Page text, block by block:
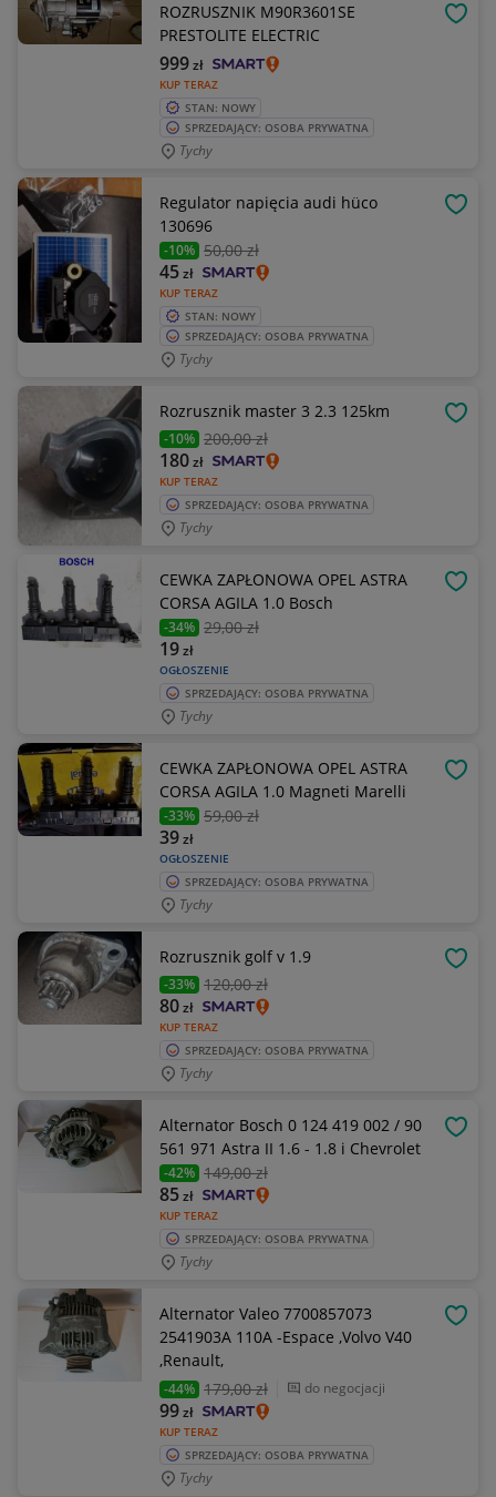
ROZRUSZNIK M90R3601SE
PRESTOLITE ELECTRIC
KUP TERAZ
999zł
STAN: NOWY
SPRZEDAJĄCY: OSOBA PRYWATNA
Tychy
Regulator napięcia audi hüco
130696
-10% 50,00 zł
KUP TERAZ
45zł
STAN: NOWY
SPRZEDAJĄCY: OSOBA PRYWATNA
Tychy
Rozrusznik master 3 2.3 125km
-10% 200,00 zł
KUP TERAZ
180zł
SPRZEDAJĄCY: OSOBA PRYWATNA
Tychy
CEWKA ZAPŁONOWA OPEL ASTRA
CORSA AGILA 1.0 Bosch
-34% 29,00 zł
OGŁOSZENIE
19zł
SPRZEDAJĄCY: OSOBA PRYWATNA
Tychy
CEWKA ZAPŁONOWA OPEL ASTRA
CORSA AGILA 1.0 Magneti Marelli
-33% 59,00 zł
OGŁOSZENIE
39zł
SPRZEDAJĄCY: OSOBA PRYWATNA
Tychy
Rozrusznik golf v 1.9
-33% 120,00 zł
KUP TERAZ
80zł
SPRZEDAJĄCY: OSOBA PRYWATNA
Tychy
Alternator Bosch 0 124 419 002 / 90
561 971 Astra II 1.6 - 1.8 i Chevrolet
-42% 149,00 zł
KUP TERAZ
85zł
SPRZEDAJĄCY: OSOBA PRYWATNA
Tychy
Alternator Valeo 7700857073
2541903A 110A -Espace ,Volvo V40
,Renault,
-44% 179,00 zł do negocjacji
KUP TERAZ
99zł
SPRZEDAJĄCY: OSOBA PRYWATNA
Tychy